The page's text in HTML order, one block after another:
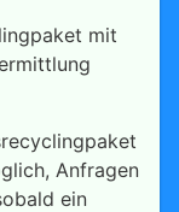
mit
Anfragen
ein